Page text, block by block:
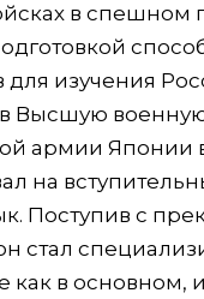
в спешном
для изучения
Высшую
армии Японии в
на
Поступив с
стал
как в основном,